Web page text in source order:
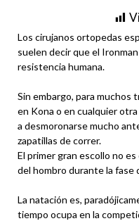
Los cirujanos ortopedas
suelen decir que el
resistencia humana.
Sin embargo, para muchos
en Kona o en cualquier
a desmoronarse mucho
zapatillas de correr.
El primer gran escollo no
del hombro durante la fase
La natación es,
tiempo ocupa en la